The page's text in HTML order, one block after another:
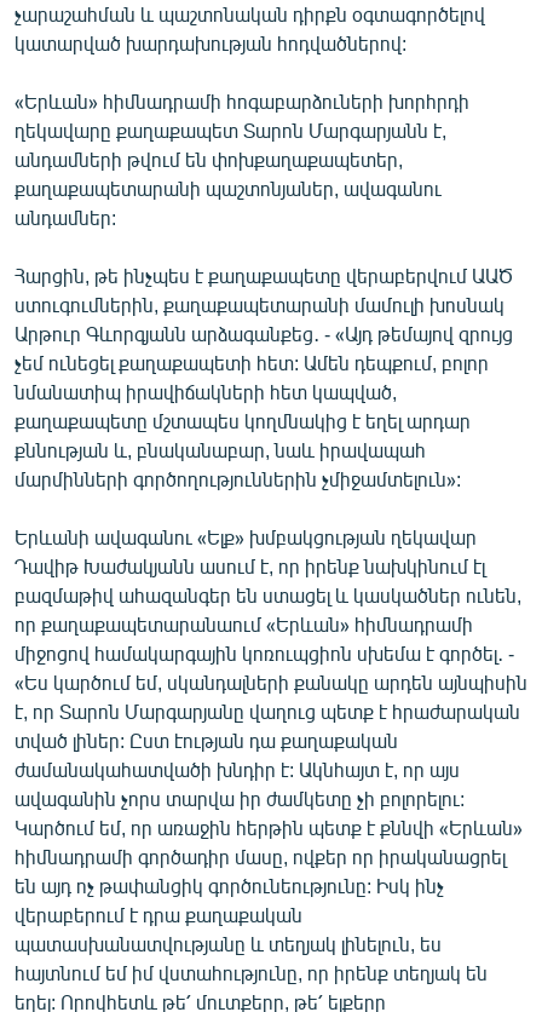
չարաշահման և պաշտոնական դիրքն օգտագործելով
կատարված խարդախության հոդվածներով:
«Երևան» հիմնադրամի հոգաբարձուների խորհրդի
ղեկավարը քաղաքապետ Տարոն Մարգարյանն է,
անդամների թվում են փոխքաղաքապետեր,
քաղաքապետարանի պաշտոնյաներ, ավագանու
անդամներ:
Հարցին, թե ինչպես է քաղաքապետը վերաբերվում ԱԱԾ
ստուգումներին, քաղաքապետարանի մամուլի խոսնակ
Արթուր Գևորգյանն արձագանքեց․ - «Այդ թեմայով զրույց
չեմ ունեցել քաղաքապետի հետ: Ամեն դեպքում, բոլոր
նմանատիպ իրավիճակների հետ կապված,
քաղաքապետը մշտապես կողմնակից է եղել արդար
քննության և, բնականաբար, նաև իրավապահ
մարմինների գործողություններին չմիջամտելուն»:
Երևանի ավագանու «Ելք» խմբակցության ղեկավար
Դավիթ Խաժակյանն ասում է, որ իրենք նախկինում էլ
բազմաթիվ ահազանգեր են ստացել և կասկածներ ունեն,
որ քաղաքապետարանաում «Երևան» հիմնադրամի
միջոցով համակարգային կոռուպցիոն սխեմա է գործել․ -
«Ես կարծում եմ, սկանդալների քանակը արդեն այնպիսին
է, որ Տարոն Մարգարյանը վաղուց պետք է հրաժարական
տված լիներ: Ըստ էության դա քաղաքական
ժամանակահատվածի խնդիր է: Ակնհայտ է, որ այս
ավագանին չորս տարվա իր ժամկետը չի բոլորելու:
Կարծում եմ, որ առաջին հերթին պետք է քննվի «Երևան»
հիմնադրամի գործադիր մասը, ովքեր որ իրականացրել
են այդ ոչ թափանցիկ գործունեությունը: Իսկ ինչ
վերաբերում է դրա քաղաքական
պատասխանատվությանը և տեղյակ լինելուն, ես
հայտնում եմ իմ վստահությունը, որ իրենք տեղյակ են
եղել: Որովհետև թե՛ մուտքերը, թե՛ ելքերը